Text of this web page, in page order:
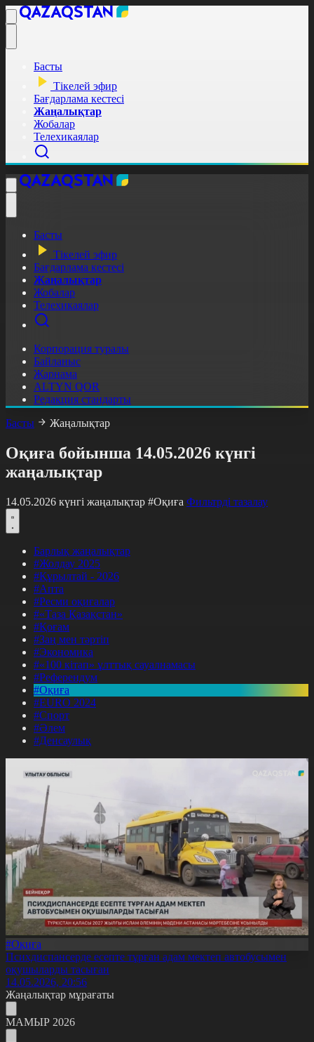
Басты
Тікелей эфир
Бағдарлама кестесі
Жаңалықтар
Жобалар
Телехикаялар
Басты
Тікелей эфир
Бағдарлама кестесі
Жаңалықтар
Жобалар
Телехикаялар
Корпорация туралы
Байланыс
Жарнама
ALTYN QOR
Редакция стандарты
Басты
Жаңалықтар
Оқиға бойынша 14.05.2026 күнгі
жаңалықтар
14.05.2026 күнгі жаңалықтар #Оқиға Фильтрді тазалау
Барлық жаңалықтар
#Жолдау 2025
#Құрылтай - 2026
#Апта
#Ресми оқиғалар
#«Таза Қазақстан»
#Қоғам
#Заң мен тәртіп
#Экономика
#«100 кітап» ұлттық сауалнамасы
#Референдум
#Оқиға
#EURO 2024
#Спорт
#Әлем
#Денсаулық
#Оқиға
Психдиспансерде есепте тұрған адам мектеп автобусымен
оқушыларды тасыған
14.05.2026, 20:56
Жаңалықтар мұрағаты
МАМЫР 2026